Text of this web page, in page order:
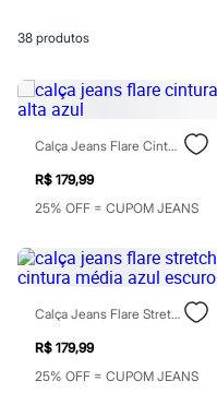
Roupas
Básicos
Calças
Casacos e Jaquetas
Jeans
Saias
Shorts e Bermudas
Acessórios
Bolsas
Bonés e Chapéus
Cintos
Óculos
Relógios
Calçados
38 produtos
Calça Jeans Flare Cintura Alta Azul
R$ 179,99
25% OFF = CUPOM JEANS
Calça Jeans Flare Stretch Cintura Média Azul Escuro
R$ 179,99
25% OFF = CUPOM JEANS